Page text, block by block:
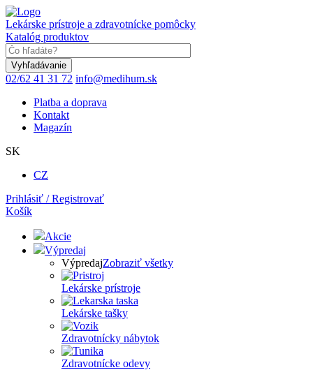
Skočiť
na
hlavný
obsah
Lekárske prístroje a zdravotnícke pomôcky
Katalóg produktov
02/62 41 31 72 info@medihum.sk
Platba a doprava
Kontakt
Magazín
SK
CZ
Prihlásiť / Registrovať
Košík
Akcie
Výpredaj
VýpredajZobraziť všetky
Lekárske prístroje
Lekárske tašky
Zdravotnícky nábytok
Zdravotnícke odevy